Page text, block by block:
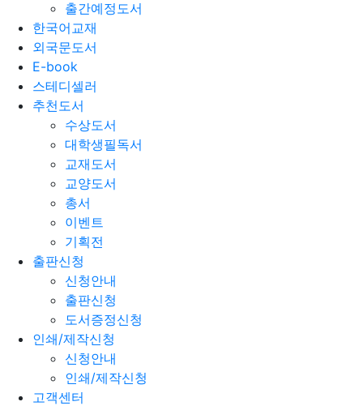
출간예정도서
한국어교재
외국문도서
E-book
스테디셀러
추천도서
수상도서
대학생필독서
교재도서
교양도서
총서
이벤트
기획전
출판신청
신청안내
출판신청
도서증정신청
인쇄/제작신청
신청안내
인쇄/제작신청
고객센터